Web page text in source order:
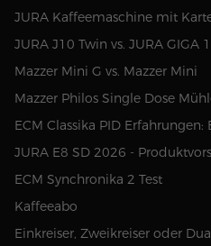
JURA Kaffeemaschine mit
JURA J10 Twin vs. JURA GIGA
Mazzer Mini G vs. Mazzer Mini
Mazzer Philos Single Dose
ECM Classika PID Erfahrungen:
JURA E8 SD 2026 -
ECM Synchronika 2 Test
Kaffeeabo
Einkreiser, Zweikreiser oder